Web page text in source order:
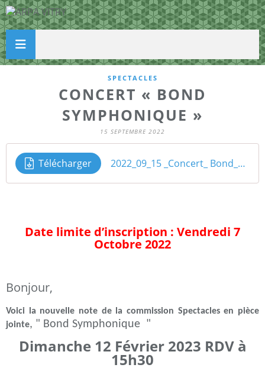
SPECTACLES
CONCERT « BOND
SYMPHONIQUE »
15 SEPTEMBRE 2022
Télécharger 2022_09_15 _Concert_ Bond_Symphonique
Date limite d’inscription : Vendredi 7
Octobre 2022
Bonjour,
Voici la nouvelle note de la commission Spectacles en pièce
jointe, " Bond Symphonique "
Dimanche 12 Février 2023 RDV à
15h30